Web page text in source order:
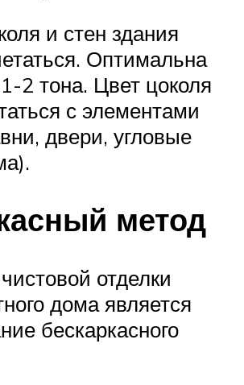
и стен здания
Оптимальна
2 тона. Цвет цоколя
с элементами
двери, угловые
метод
отделки
дома является
бескаркасного